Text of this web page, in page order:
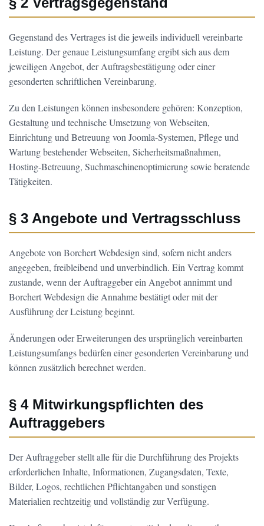
Gegenstand des Vertrages ist die jeweils individuell vereinbarte
Leistung. Der genaue Leistungsumfang ergibt sich aus dem
jeweiligen Angebot, der Auftragsbestätigung oder einer
gesonderten schriftlichen Vereinbarung.
Zu den Leistungen können insbesondere gehören: Konzeption,
Gestaltung und technische Umsetzung von Webseiten,
Einrichtung und Betreuung von Joomla-Systemen, Pflege und
Wartung bestehender Webseiten, Sicherheitsmaßnahmen,
Hosting-Betreuung, Suchmaschinenoptimierung sowie beratende
Tätigkeiten.
§ 3 Angebote und Vertragsschluss
Angebote von Borchert Webdesign sind, sofern nicht anders
angegeben, freibleibend und unverbindlich. Ein Vertrag kommt
zustande, wenn der Auftraggeber ein Angebot annimmt und
Borchert Webdesign die Annahme bestätigt oder mit der
Ausführung der Leistung beginnt.
Änderungen oder Erweiterungen des ursprünglich vereinbarten
Leistungsumfangs bedürfen einer gesonderten Vereinbarung und
können zusätzlich berechnet werden.
§ 4 Mitwirkungspflichten des
Auftraggebers
Der Auftraggeber stellt alle für die Durchführung des Projekts
erforderlichen Inhalte, Informationen, Zugangsdaten, Texte,
Bilder, Logos, rechtlichen Pflichtangaben und sonstigen
Materialien rechtzeitig und vollständig zur Verfügung.